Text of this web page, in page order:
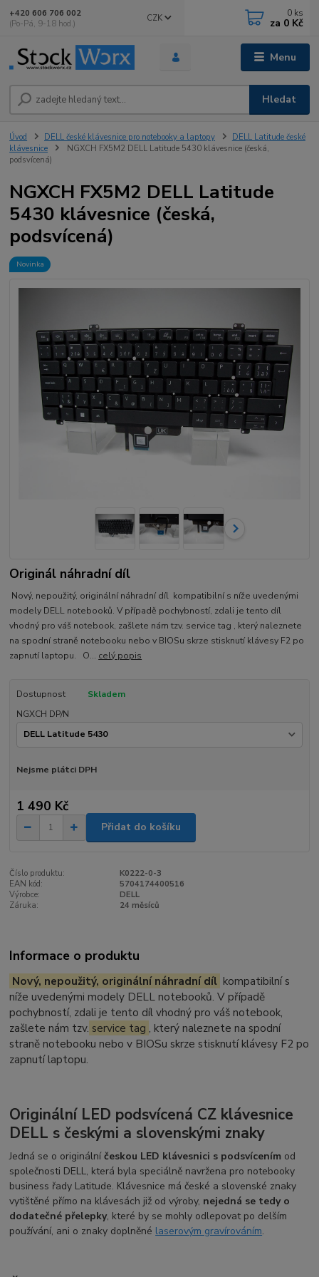
Menu
CZK
Hledat
+420 606 706 002
(Po-Pá, 9-18 hod.)
0 ks
za 0 Kč
Úvod DELL české klávesnice pro notebooky a laptopy
DELL Latitude české
klávesnice
NGXCH FX5M2 DELL Latitude 5430 klávesnice (česká,
podsvícená)
NGXCH FX5M2 DELL Latitude
5430 klávesnice (česká,
podsvícená)
Novinka
Originál náhradní díl
Nový, nepoužitý, originální náhradní díl kompatibilní s níže uvedenými
modely DELL notebooků. V případě pochybností, zdali je tento díl
vhodný pro váš notebook, zašlete nám tzv. service tag , který naleznete
na spodní straně notebooku nebo v BIOSu skrze stisknutí klávesy F2 po
zapnutí laptopu. O... celý popis
Dostupnost
Skladem
NGXCH DP/N
Nejsme plátci DPH
1 490 Kč
Přidat do košíku
Číslo produktu:
K0222-0-3
EAN kód:
5704174400516
Výrobce:
DELL
Záruka:
24 měsíců
Informace o produktu
Nový, nepoužitý, originální náhradní díl kompatibilní s
níže uvedenými modely DELL notebooků. V případě
pochybností, zdali je tento díl vhodný pro váš notebook,
zašlete nám tzv. service tag , který naleznete na spodní
straně notebooku nebo v BIOSu skrze stisknutí klávesy F2 po
zapnutí laptopu.
Originální LED podsvícená CZ klávesnice
DELL s českými a slovenskými znaky
Jedná se o originálníčeskou LED klávesnici s podsvícením od
společnosti DELL, která byla speciálně navržena pro notebooky
business řady Latitude. Klávesnice má české a slovenské znaky
vytištěné přímo na klávesách již od výroby, nejedná se tedy o
dodatečné přelepky, které by se mohly odlepovat po delším
používání, ani o znaky doplněné laserovým gravírováním.